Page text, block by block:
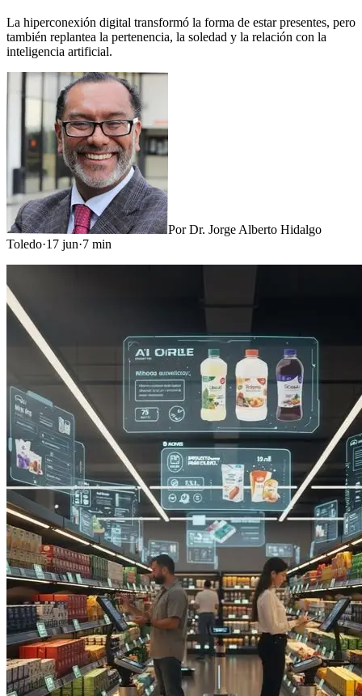
La hiperconexión digital transformó la forma de estar presentes, pero
también replantea la pertenencia, la soledad y la relación con la
inteligencia artificial.
PorDr. Jorge Alberto Hidalgo
Toledo·17 jun·7 min